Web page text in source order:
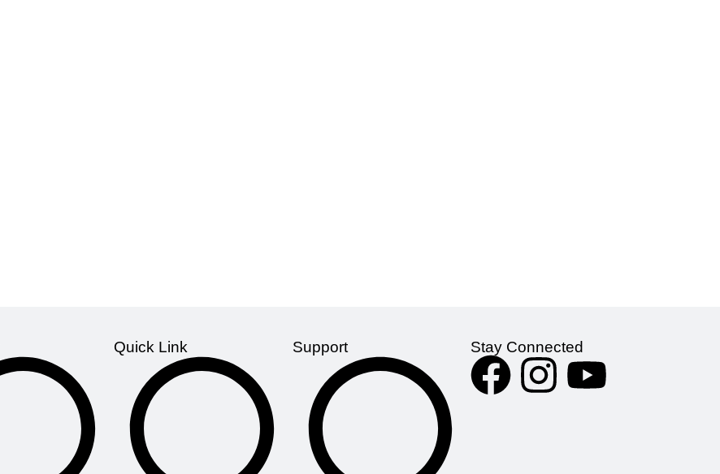
Quick Link Support Stay Connected